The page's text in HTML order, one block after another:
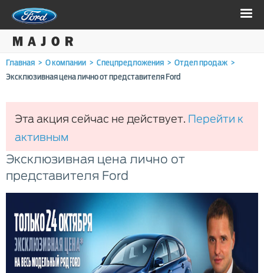
Главная > О компании > Спецпредложения > Отдел продаж >
Эксклюзивная цена лично от представителя Ford
Эта акция сейчас не действует. Перейти к
активным
Эксклюзивная цена лично от
представителя Ford